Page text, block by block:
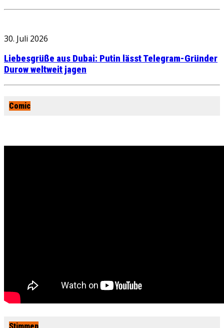
30. Juli 2026
Liebesgrüße aus Dubai: Putin lässt Telegram-Gründer
Durow weltweit jagen
Comic